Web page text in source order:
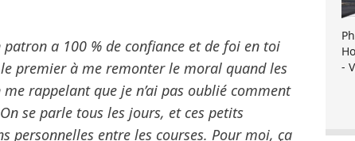
a 100 % de confiance et de foi en toi
premier à me remonter le moral quand les
rappelant que je n’ai pas oublié comment
se parle tous les jours, et ces petits
personnelles entre les courses. Pour moi, ça
-